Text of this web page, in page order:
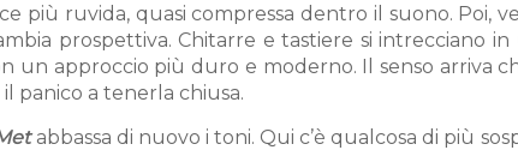
più ruvida, quasi compressa dentro il suono. Poi,
prospettiva. Chitarre e tastiere si intrecciano
un approccio più duro e moderno. Il senso arriva
panico a tenerla chiusa.
abbassa di nuovo i toni. Qui c’è qualcosa di più